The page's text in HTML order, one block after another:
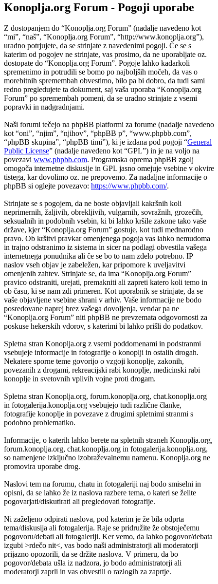
Konoplja.org Forum - Pogoji uporabe
Z dostopanjem do “Konoplja.org Forum” (nadalje navedeno kot
“mi”, “naš”, “Konoplja.org Forum”, “http://www.konoplja.org”),
uradno potrjujete, da se strinjate z navedenimi pogoji. Če se s
katerim od pogojev ne strinjate, vas prosimo, da ne uporabljate oz.
dostopate do “Konoplja.org Forum”. Pogoje lahko kadarkoli
spremenimo in potrudili se bomo po najboljših močeh, da vas o
morebitnih spremembah obvestimo, bilo pa bi dobro, da tudi sami
redno pregledujete ta dokument, saj vaša uporaba “Konoplja.org
Forum” po spremembah pomeni, da se uradno strinjate z vsemi
popravki in nadgradnjami.
Naši forumi tečejo na phpBB platformi za forume (nadalje navedeno
kot “oni”, “njim”, “njihov”, “phpBB p”, “www.phpbb.com”,
“phpBB skupina”, “phpBB timi”), ki je izdana pod pogoji “General
Public License” (nadalje navedeno kot “GPL”) in je na voljo na
povezavi www.phpbb.com. Programska oprema phpBB zgolj
omogoča internetne diskusije in GPL jasno omejuje vsebine v okvire
tistega, kar dovolimo oz. ne prepovemo. Za nadaljne informacije o
phpBB si oglejte povezavo: https://www.phpbb.com/.
Strinjate se s pogojem, da ne boste objavljali kakršnih koli
neprimernih, žaljivih, obrekljivih, vulgarnih, sovražnih, grozečih,
seksualnih in podobnih vsebin, ki bi lahko kršile zakone tako vaše
države, kjer “Konoplja.org Forum” gostuje, kot tudi mednarodno
pravo. Ob kršitvi pravkar omenjenega pogoja vas lahko nemudoma
in trajno odstranimo iz sistema in sicer na podlagi obvestila vašega
internetnega ponudnika ali če se bo to nam zdelo potrebno. IP
naslov vseh objav je zabeležen, kar pripomore k uveljavitvi
omenjenih zahtev. Strinjate se, da ima “Konoplja.org Forum”
pravico odstraniti, urejati, premakniti ali zapreti katero koli temo in
ob času, ki se nam zdi primeren. Kot uporabnik se strinjate, da se
vaše objavljene vsebine shrani v arhiv. Vaše informacije ne bodo
posredovane naprej brez vašega dovoljenja, vendar pa ne
“Konoplja.org Forum” niti phpBB ne prevzemata odgovornosti za
poskuse hekerskih vdorov, s katerimi bi lahko prišli do podatkov.
Spletna stran Konoplja.org z vsemi poddomenami in podstranmi
vsebujeje informacije in fotografije o konoplji in ostalih drogah.
Nekatere sporne teme govorijo o vzgoji konoplje, zakonih,
povezanih z drogami, rekreacijski rabi konoplje, medicinski rabi
konoplje in svetovnih vplivih vojne proti drogam.
Spletna stran Konoplja.org, forum.konoplja.org, chat.konoplja.org
in fotogalerija.konoplja.org vsebujejo tudi različne članke,
fotografije konoplje in povezave z drugimi spletnimi stranmi s
podobno problematiko.
Informacije, o katerih lahko berete na spletnih straneh Konoplja.org,
forum.konoplja.org, chat.konoplja.org in fotogalerija.konoplja.org,
so namenjene izključno izobraževalnemu namenu. Konoplja.org ne
promovira uporabe drog.
Naslovi tem na forumu, chatu in fotogaleriji naj bodo smiselni in
opisni, da se lahko že iz naslova razbere tema, o kateri se želite
pogovarjati/diskutirati ali pregledovati fotografije.
Ni zaželjeno odpirati naslova, pod katerim je že bila odprta
tema/diskusija ali fotogalerija. Raje se pridružite že obstoječemu
pogovoru/debati ali fotogaleriji. Ker vemo, da lahko pogovor/debata
izgubi >rdečo nit<, vas bodo naši administratorji ali moderatorji
prijazno opozorili, da se držite naslova. V primeru, da bo
pogovor/debata ušla iz nadzora, jo bodo administratorji ali
moderatorji zaprli in vas obvestili o razlogih za zaprtje.